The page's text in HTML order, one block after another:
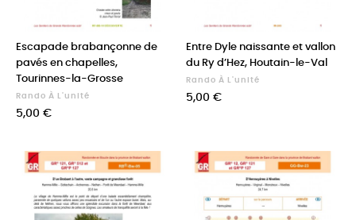
Escapade brabançonne de
pavés en chapelles,
Tourinnes-la-Grosse
Rando À L'unité
Prix
5,00 €
Entre Dyle naissante et vallon
du Ry d’Hez, Houtain-le-Val
Rando À L'unité
Prix
5,00 €